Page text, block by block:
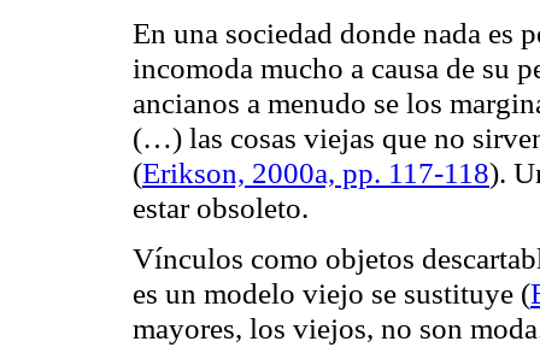
En una sociedad donde nada es
incomoda mucho a causa de su
ancianos a menudo se los
(…) las cosas viejas que no
(Erikson, 2000a, pp. 117-118).
estar obsoleto.
Vínculos como objetos
es un modelo viejo se sustituye (
mayores, los viejos, no son